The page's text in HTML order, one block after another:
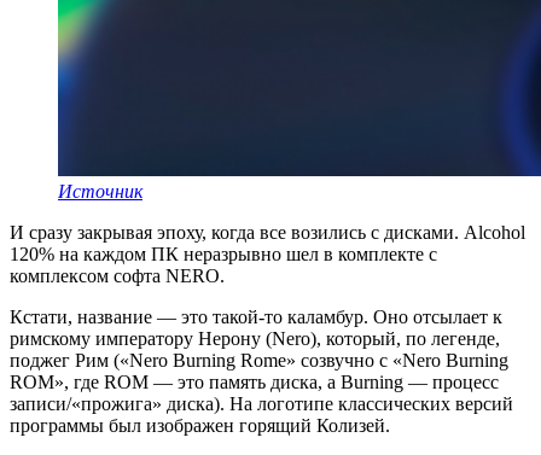
Источник
И сразу закрывая эпоху, когда все возились с дисками. Alcohol
120% на каждом ПК неразрывно шел в комплекте с
комплексом софта NERO.
Кстати, название — это такой-то каламбур. Оно отсылает к
римскому императору Нерону (Nero), который, по легенде,
поджег Рим («Nero Burning Rome» созвучно с «Nero Burning
ROM», где ROM — это память диска, а Burning — процесс
записи/«прожига» диска). На логотипе классических версий
программы был изображен горящий Колизей.